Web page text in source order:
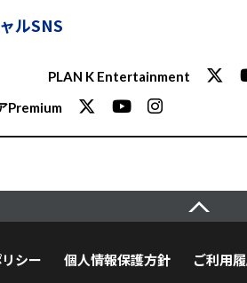
ルSNS
PLAN K Entertainment
Premium
シー 個人情報保護方針 ご利用